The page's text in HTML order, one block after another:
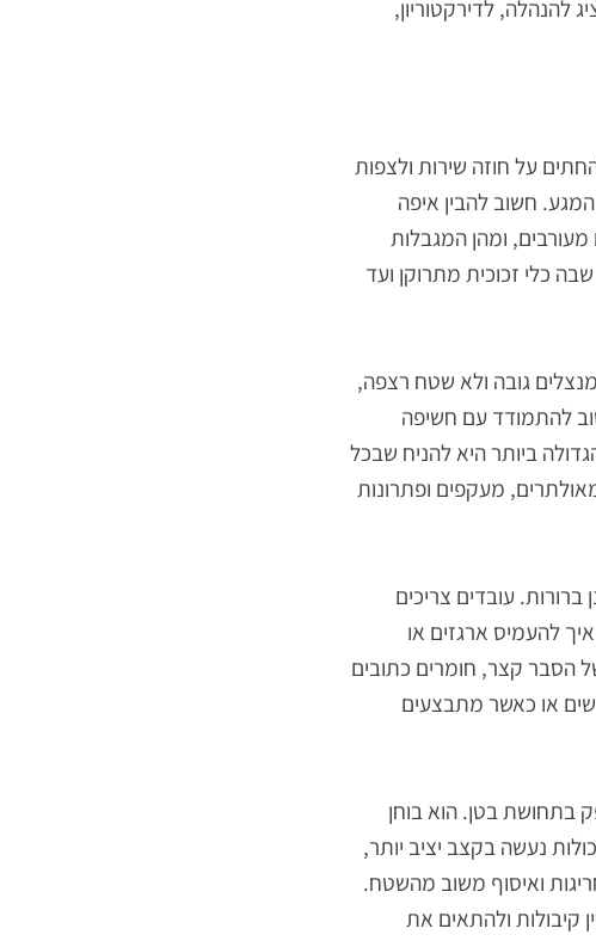
ארגונים מבקשים
על חוזה שירות ולצפות
חשוב להבין איפה
ומהן המגבלות
זכוכית מתרוקן ועד
גובה ולא שטח רצפה,
עם חשיפה
מעקפים ופתרונות
עובדים צריכים
ארגזים או
או כאשר מתבצעים
בטן. הוא בוחן